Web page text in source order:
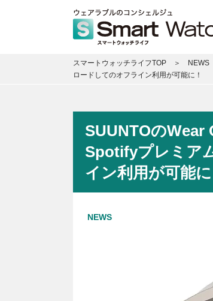
スマートウォッチライフTOP NEWS
ロードしてのオフライン利用が可能に！
SUUNTOのWear
Spotifyプレミア
イン利用が可能に
NEWS